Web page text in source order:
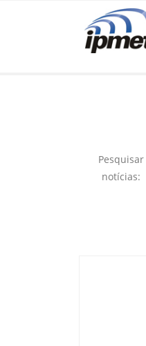
Pesquisar
notícias: